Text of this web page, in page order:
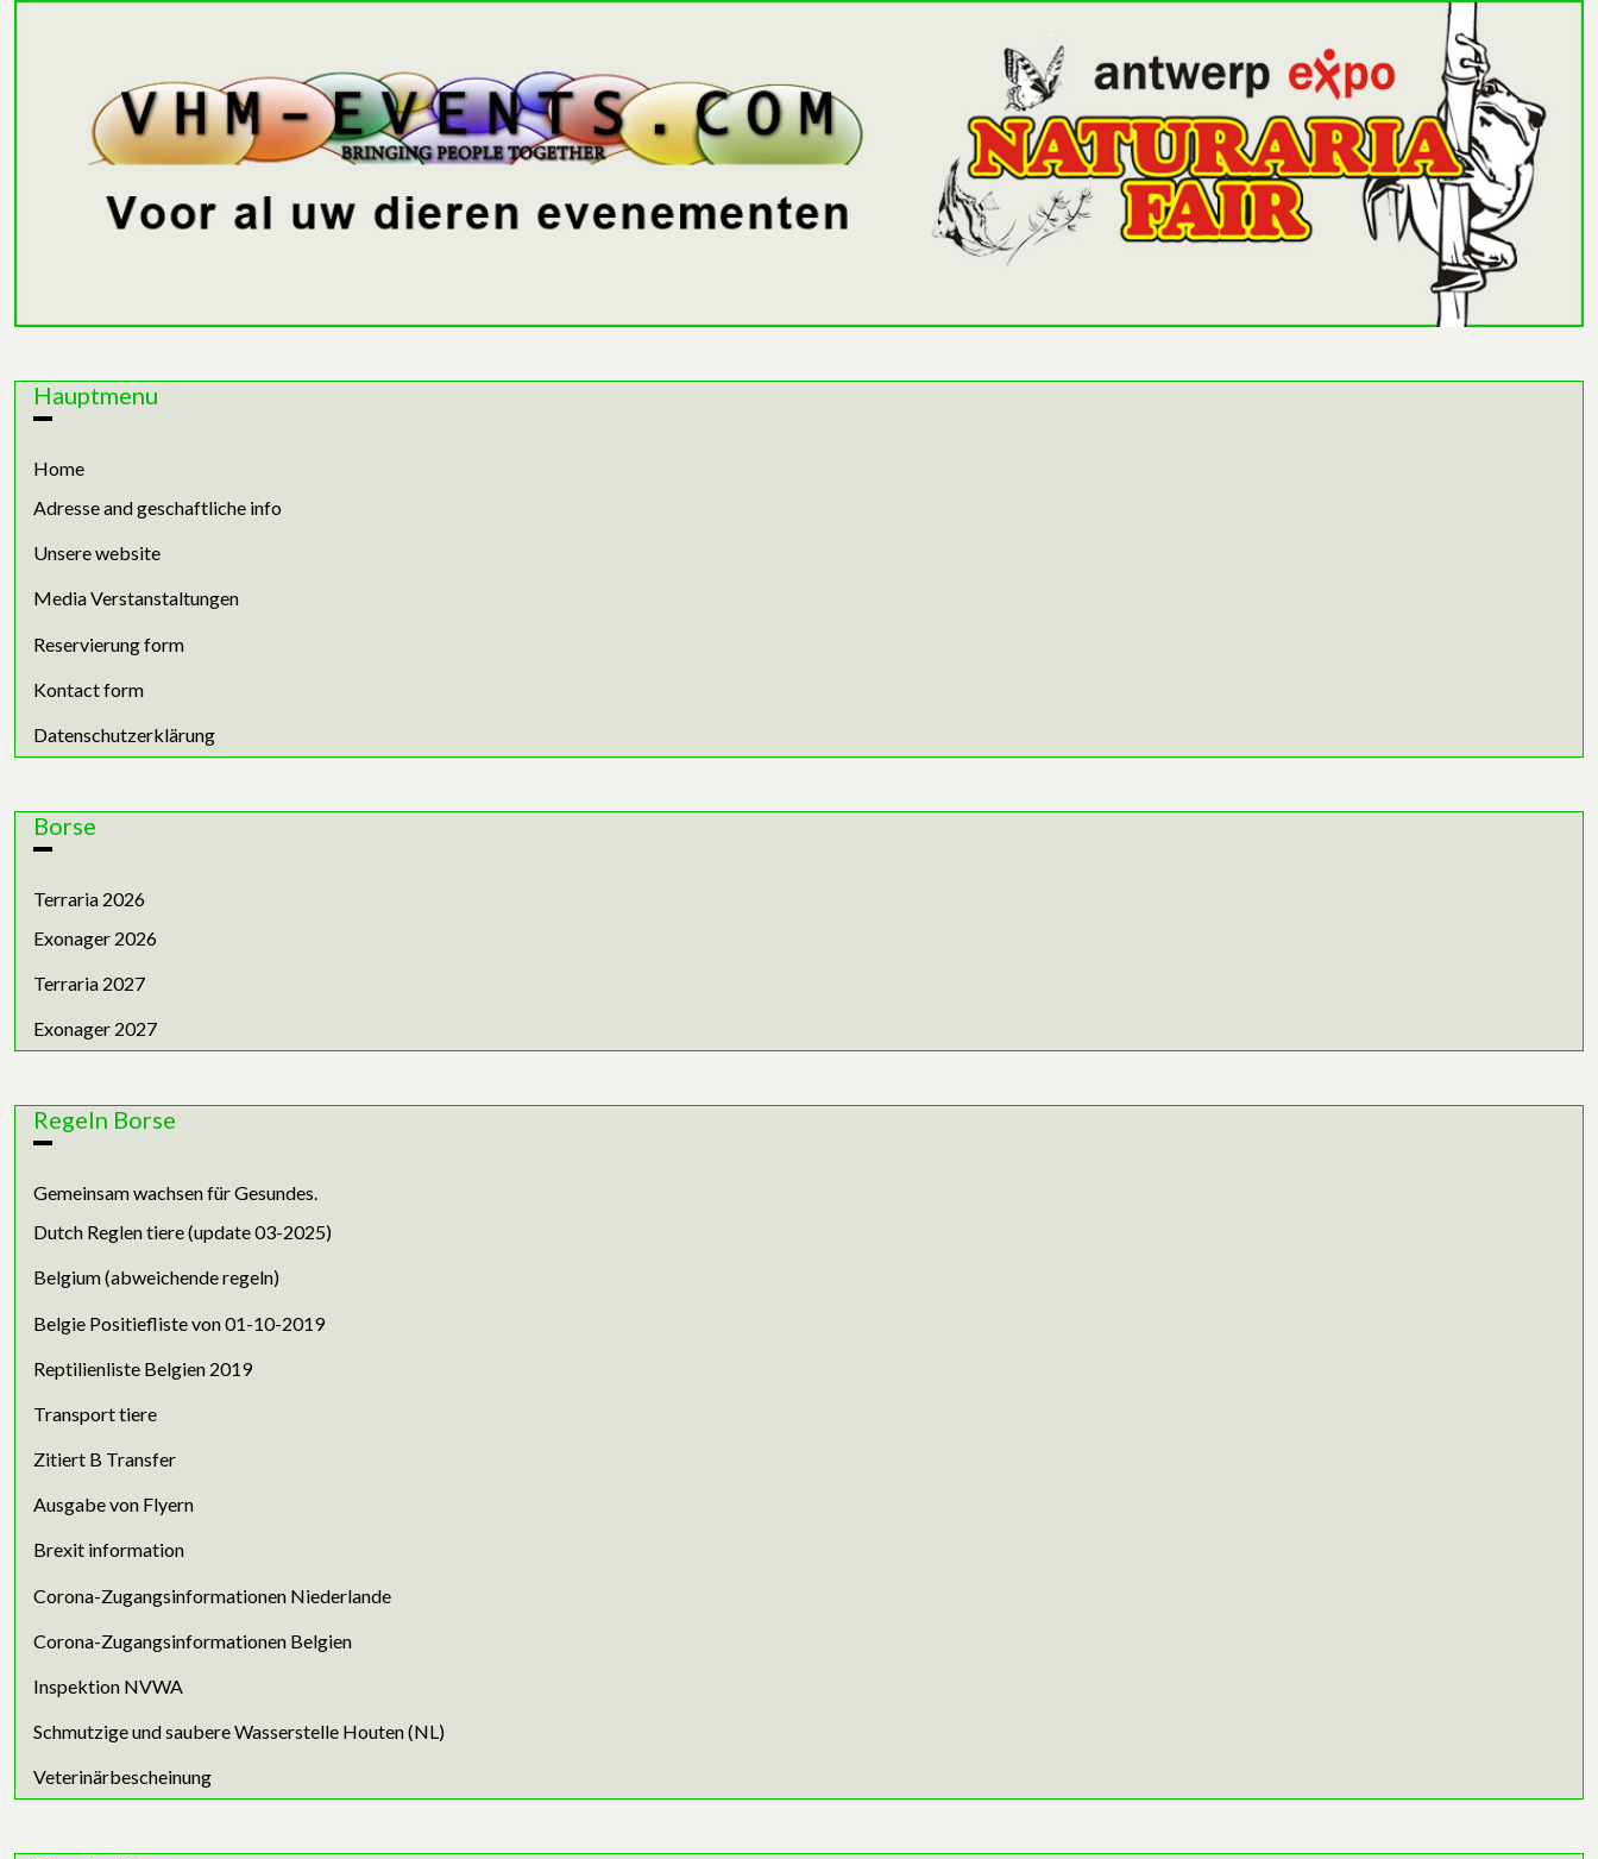
Hauptmenu
Home
Adresse and geschaftliche info
Unsere website
Media Verstanstaltungen
Reservierung form
Kontact form
Datenschutzerklärung
Borse
Terraria 2026
Exonager 2026
Terraria 2027
Exonager 2027
Regeln Borse
Gemeinsam wachsen für Gesundes.
Dutch Reglen tiere (update 03-2025)
Belgium (abweichende regeln)
Belgie Positiefliste von 01-10-2019
Reptilienliste Belgien 2019
Transport tiere
Zitiert B Transfer
Ausgabe von Flyern
Brexit information
Corona-Zugangsinformationen Niederlande
Corona-Zugangsinformationen Belgien
Inspektion NVWA
Schmutzige und saubere Wasserstelle Houten (NL)
Veterinärbescheinung